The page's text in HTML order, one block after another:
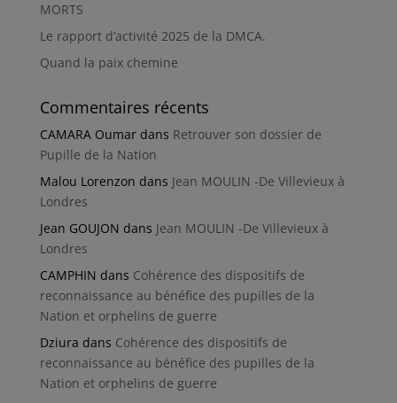
MORTS
Le rapport d’activité 2025 de la DMCA.
Quand la paix chemine
Commentaires récents
CAMARA Oumardans Retrouver son dossier de
Pupille de la Nation
Malou Lorenzon dans Jean MOULIN -De Villevieux à
Londres
Jean GOUJON dans Jean MOULIN -De Villevieux à
Londres
CAMPHIN dans Cohérence des dispositifs de
reconnaissance au bénéfice des pupilles de la
Nation et orphelins de guerre
Dziura dans Cohérence des dispositifs de
reconnaissance au bénéfice des pupilles de la
Nation et orphelins de guerre